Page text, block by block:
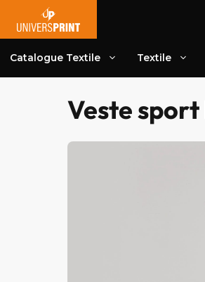
contenu
Catalogue Textile Textile
Veste